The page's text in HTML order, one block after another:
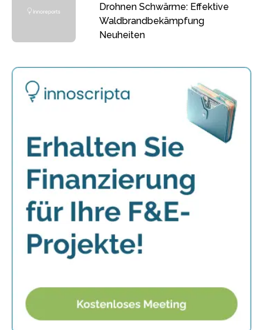
Drohnen Schwärme: Effektive
Waldbrandbekämpfung
Neuheiten